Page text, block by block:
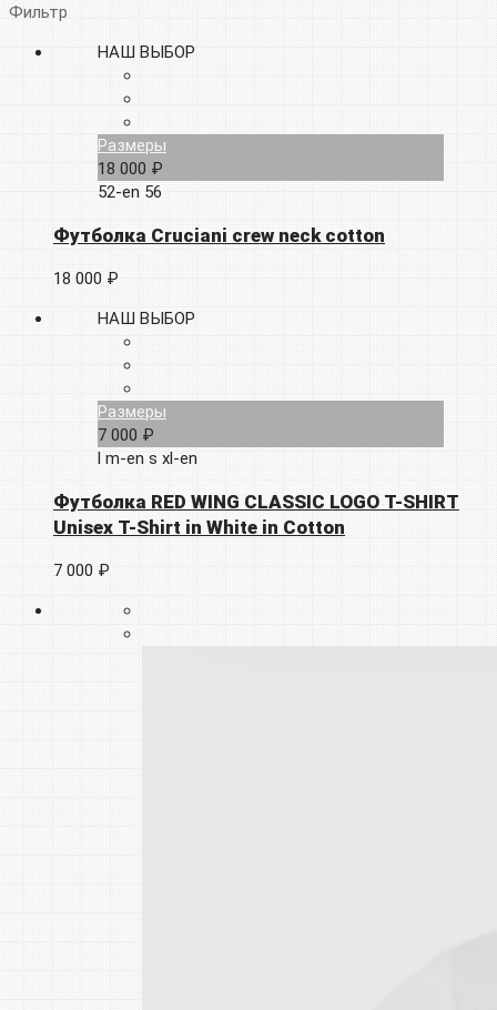
Фильтр
НАШ ВЫБОР
Размеры
18 000 ₽
52-en 56
Футболка Cruciani crew neck cotton
18 000 ₽
НАШ ВЫБОР
Размеры
7 000 ₽
l m-en s xl-en
Футболка RED WING CLASSIC LOGO T-SHIRT
Unisex T-Shirt in White in Cotton
7 000 ₽